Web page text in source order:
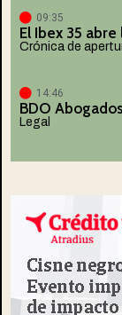
09:35
El Ibex 35
Crónica de
14:46
BDO
Legal